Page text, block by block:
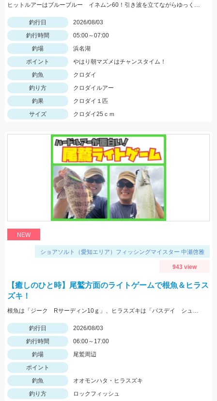
ヒットルアーはブルーブルー イネムン60！引き波を立てながらゆっくり水面をタダ巻き。単発でしたがバシュッと気持ちよくバイトが出ました☆
釣行日
2026/08/03
釣行時間
05:00～07:00
釣場
浜名湖
ポイント
やはり朝マズメはチャンスタイム！
釣魚
クロダイ
釣り方
クロダイルアー
釣果
クロダイ１匹
サイズ
クロダイ25ｃｍ
NEW
ショアソルト（愛知エリア）フィッシングマイスター 中瀬啓雅
943 view
【癒しのひと時】尾鷲方面のライトゲームで根魚＆ヒラス
ズキ！
根魚は「ジーク Rサーディン10ｇ」、ヒラスズキは「バスデイ シュガペン70Ｆ」が好調！
釣行日
2026/08/03
釣行時間
06:00～17:00
釣場
尾鷲周辺
ポイント
釣魚
オオモンハタ・ヒラスズキ
釣り方
ロックフィッシュ